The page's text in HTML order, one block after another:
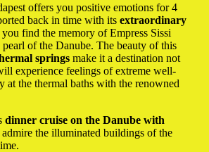
offers you positive emotions for 4
back in time with its extraordinary
you find the memory of Empress Sissi
of the Danube. The beauty of this
springs make it a destination not
experience feelings of extreme well-
at the thermal baths with the renowned
dinner cruise on the Danube with
the illuminated buildings of the